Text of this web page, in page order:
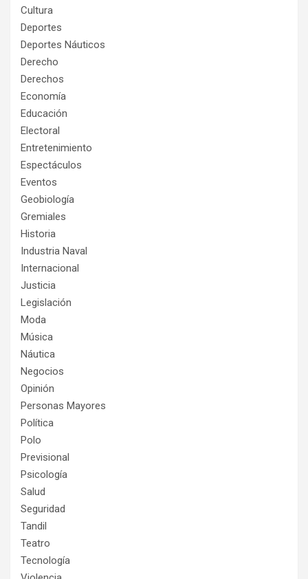
Cultura
Deportes
Deportes Náuticos
Derecho
Derechos
Economía
Educación
Electoral
Entretenimiento
Espectáculos
Eventos
Geobiología
Gremiales
Historia
Industria Naval
Internacional
Justicia
Legislación
Moda
Música
Náutica
Negocios
Opinión
Personas Mayores
Política
Polo
Previsional
Psicología
Salud
Seguridad
Tandil
Teatro
Tecnología